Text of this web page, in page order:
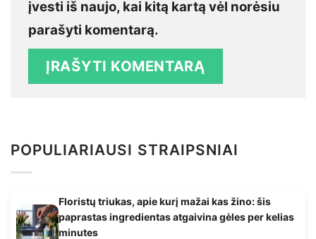
įvesti iš naujo, kai kitą kartą vėl norėsiu
parašyti komentarą.
POPULIARIAUSI STRAIPSNIAI
Floristų triukas, apie kurį mažai kas žino: šis
paprastas ingredientas atgaivina gėles per kelias
minutes